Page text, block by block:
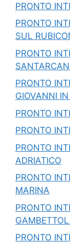
PRONTO
PRONTO
SUL
PRONTO
PRONTO
GIOVANNI
PRONTO
PRONTO
PRONTO
ADRIATICO
PRONTO
MARINA
PRONTO
PRONTO